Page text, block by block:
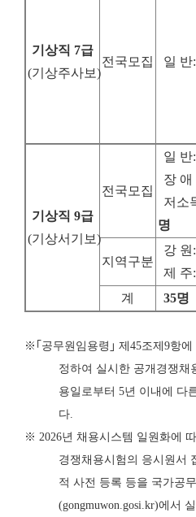
기상직 7급
(기상주사보)
전국모집 일 반:
기상직 9급
(기상서기보)
전국모집
일 반:
장 애
저소
명
지역구분
강 원 :
제 주:
계
35명
※ ｢ 공무원임용령 ｣ 제 45조제 9항에
정하여 실시한 공개 경쟁채
용일로부터 5년 이내에 다
다.
※ 2026년 채용시스템 일원화에
경쟁채용시험의 응시원서
적 사전 등록 등을 국가공
(gongmuwon.gosi.kr)에서